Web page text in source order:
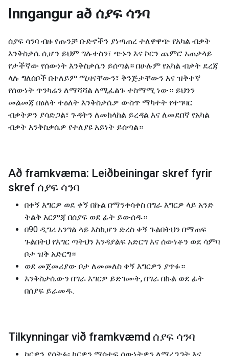
Inngangur að ሰያፍ ሳንባ
ሰያፍ ሳንባ ብዙ የጡንቻ ቡድኖችን ያነጣጠረ ተለዋዋጭ የአካል ብቃት
እንቅስቃሴ ሲሆን ይህም ግሉተስን፣ ጭኑን እና ኮርን ጨምሮ አጠቃላይ
የታችኛው የሰውነት እንቅስቃሴን ይሰጣል። በሁሉም የአካል ብቃት ደረጃ
ላሉ ግለሰቦች በተለይም ሚዛናቸውን፣ ቅንጅታቸውን እና ዝቅተኛ
የሰውነት ጥንካሬን ለማሻሻል ለሚፈልጉ ተስማሚ ነው። ይህንን
መልመጃ በዕለት ተዕለት እንቅስቃሴዎ ውስጥ ማካተት የተግባር
ብቃትዎን ያሳድጋል፣ ጉዳትን ለመከላከል ይረዳል እና ለመደበኛ የአካል
ብቃት እንቅስቃሴዎ የተለያዩ አይነት ይሰጣል።
Að framkvæma: Leiðbeiningar skref fyrir
skref ሰያፍ ሳንባ
በቀኝ እግርዎ ወደ ቀኝ በኩል በማንቀሳቀስ በግራ እግርዎ ላይ አንድ
ትልቅ እርምጃ በሰያፍ ወደ ፊት ይውሰዱ።
በ90 ዲግሪ አንግል ላይ እስኪሆን ድረስ ቀኝ ጉልበትህን በማጠፍ
ጉልበትህ የእግር ጣትህን እንዳያልፍ አድርግ እና ሰውነቶን ወደ ሳምባ
ቦታ ዝቅ አድርግ።
ወደ መጀመሪያው ቦታ ለመመለስ ቀኝ እግርዎን ያጥፉ።
እንቅስቃሴውን በግራ እግርዎ ይድገሙት, በግራ በኩል ወደ ፊት
በሰያፍ ይራመዱ.
Tilkynningar við framkvæmd ሰያፍ ሳንባ